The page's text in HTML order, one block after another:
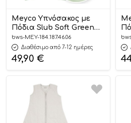
Meyco Υπνόσακος με
Πόδια Slub Soft Green
104cm
bws-MEY-184.187.46.06
Διαθέσιμο από 7-12 ημέρες
49,90 €